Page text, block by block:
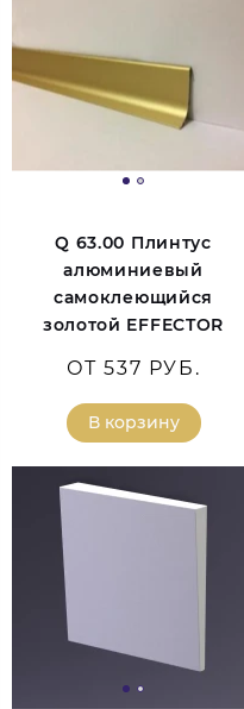
Q 63.00 Плинтус
алюминиевый
самоклеющийся
золотой EFFECTOR
ОТ 537 РУБ.
В корзину